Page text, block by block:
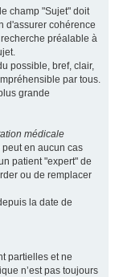
champ "Sujet" doit
d'assurer cohérence
préalable à
possible, bref, clair,
par tous.
grande
médicale
peut en aucun cas
patient "expert" de
ou de remplacer
la date de
partielles et ne
n’est pas toujours